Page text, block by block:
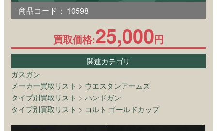
商品コード： 10598
買取価格:25,000円
関連カテゴリ
ガスガン
メーカー買取リスト > ウエスタンアームズ
タイプ別買取リスト > ハンドガン
タイプ別買取リスト > コルト ゴールドカップ